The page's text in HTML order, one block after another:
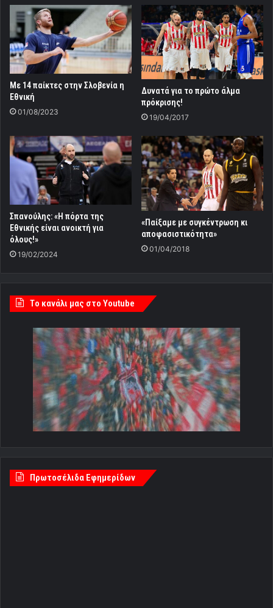
Με 14 παίκτες στην Σλοβενία η
Εθνική
01/08/2023
Δυνατά για το πρώτο άλμα
πρόκρισης!
19/04/2017
Σπανούλης: «Η πόρτα της
Εθνικής είναι ανοικτή για
όλους!»
19/02/2024
«Παίξαμε με συγκέντρωση κι
αποφασιστικότητα»
01/04/2018
Tο κανάλι μας στο Youtube
Πρωτοσέλιδα Εφημερίδων